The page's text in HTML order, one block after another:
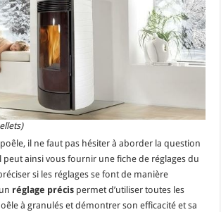
poêle, il ne faut pas hésiter à aborder la question
peut ainsi vous fournir une fiche de réglages du
si les réglages se font de manière
réglage précis permet d’utiliser toutes les
à granulés et démontrer son efficacité et sa